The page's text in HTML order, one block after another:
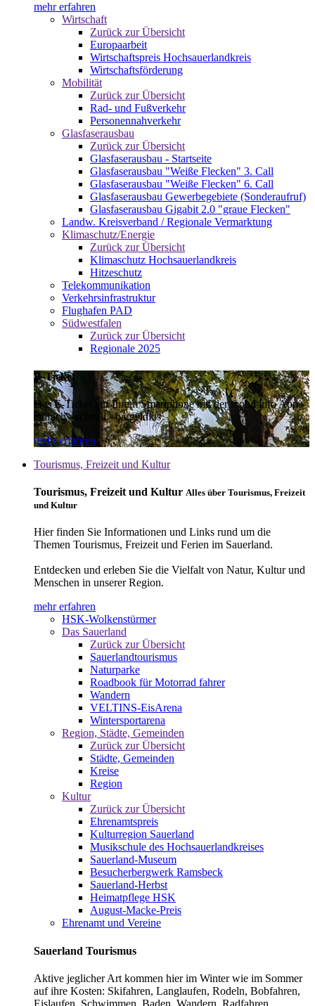
mehr erfahren
Wirtschaft
Zurück zur Übersicht
Europaarbeit
Wirtschaftspreis Hochsauerlandkreis
Wirtschaftsförderung
Mobilität
Zurück zur Übersicht
Rad- und Fußverkehr
Personennahverkehr
Glasfaserausbau
Zurück zur Übersicht
Glasfaserausbau - Startseite
Glasfaserausbau "Weiße Flecken" 3. Call
Glasfaserausbau "Weiße Flecken" 6. Call
Glasfaserausbau Gewerbegebiete (Sonderaufruf)
Glasfaserausbau Gigabit 2.0 "graue Flecken"
Landw. Kreisverband / Regionale Vermarktung
Klimaschutz/Energie
Zurück zur Übersicht
Klimaschutz Hochsauerlandkreis
Hitzeschutz
Telekommunikation
Verkehrsinfrastruktur
Flughafen PAD
Südwestfalen
Zurück zur Übersicht
Regionale 2025
E-Ticket
Das E-Ticket auf Ihrem Smartphone mit der mobil info App -
einfach - schnell - bargeldlos
mehr erfahren
Tourismus, Freizeit und Kultur
Tourismus, Freizeit und Kultur Alles über Tourismus, Freizeit
und Kultur
Hier finden Sie Informationen und Links rund um die
Themen Tourismus, Freizeit und Ferien im Sauerland.
Entdecken und erleben Sie die Vielfalt von Natur, Kultur und
Menschen in unserer Region.
mehr erfahren
HSK-Wolkenstürmer
Das Sauerland
Zurück zur Übersicht
Sauerlandtourismus
Naturparke
Roadbook für Motorrad fahrer
Wandern
VELTINS-EisArena
Wintersportarena
Region, Städte, Gemeinden
Zurück zur Übersicht
Städte, Gemeinden
Kreise
Region
Kultur
Zurück zur Übersicht
Ehrenamtspreis
Kulturregion Sauerland
Musikschule des Hochsauerlandkreises
Sauerland-Museum
Besucherbergwerk Ramsbeck
Sauerland-Herbst
Heimatpflege HSK
August-Macke-Preis
Ehrenamt und Vereine
Sauerland Tourismus
Aktive jeglicher Art kommen hier im Winter wie im Sommer
auf ihre Kosten: Skifahren, Langlaufen, Rodeln, Bobfahren,
Eislaufen, Schwimmen, Baden, Wandern, Radfahren,